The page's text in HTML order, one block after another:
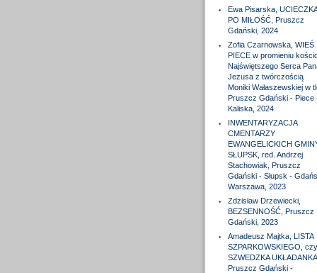
Ewa Pisarska, UCIECZKA
PO MIŁOŚĆ, Pruszcz
Gdański, 2024
Zofia Czarnowska, WIEŚ
PIECE w promieniu
Najświętszego Serca
Jezusa z twórczością
Moniki Wałaszewskiej w
Pruszcz Gdański - Piece
Kaliska, 2024
INWENTARYZACJA
CMENTARZY
EWANGELICKICH
SŁUPSK, red. Andrzej
Stachowiak, Pruszcz
Gdański - Słupsk -
Warszawa, 2023
Zdzisław Drzewiecki,
BEZSENNOŚĆ, Pruszcz
Gdański, 2023
Amadeusz Majtka, LISTA
SZPARKOWSKIEGO,
SZWEDZKA UKŁADANKA,
Pruszcz Gdański -